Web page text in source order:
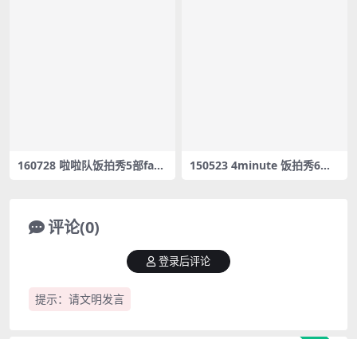
160728 啦啦队饭拍秀5部fanc
150523 4minute 饭拍秀6部f
评论(0)
提示：请文明发言
登录后评论